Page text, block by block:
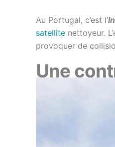
Au Portugal, c’est l’
satellite nettoyeur.
provoquer de
Une